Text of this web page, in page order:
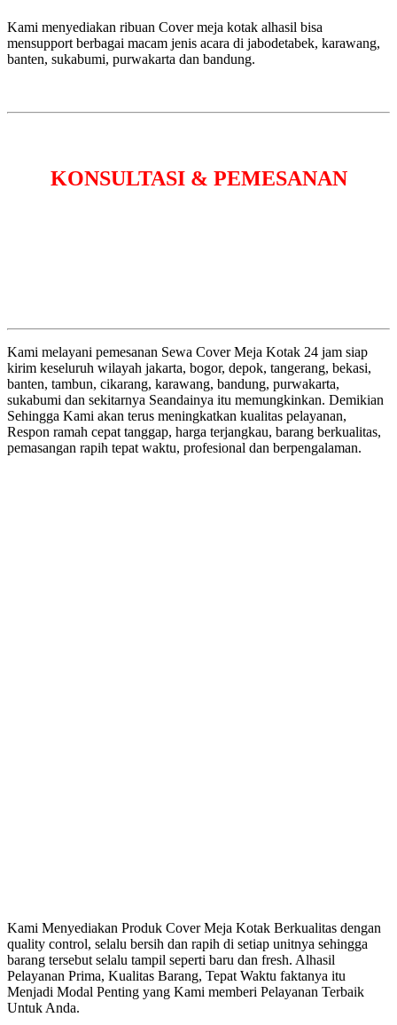
Kami menyediakan ribuan Cover meja kotak alhasil bisa
mensupport berbagai macam jenis acara di jabodetabek, karawang,
banten, sukabumi, purwakarta dan bandung.
KONSULTASI & PEMESANAN
Kami melayani pemesanan Sewa Cover Meja Kotak 24 jam siap
kirim keseluruh wilayah jakarta, bogor, depok, tangerang, bekasi,
banten, tambun, cikarang, karawang, bandung, purwakarta,
sukabumi dan sekitarnya Seandainya itu memungkinkan. Demikian
Sehingga Kami akan terus meningkatkan kualitas pelayanan,
Respon ramah cepat tanggap, harga terjangkau, barang berkualitas,
pemasangan rapih tepat waktu, profesional dan berpengalaman.
Kami Menyediakan Produk Cover Meja Kotak Berkualitas dengan
quality control, selalu bersih dan rapih di setiap unitnya sehingga
barang tersebut selalu tampil seperti baru dan fresh. Alhasil
Pelayanan Prima, Kualitas Barang, Tepat Waktu faktanya itu
Menjadi Modal Penting yang Kami memberi Pelayanan Terbaik
Untuk Anda.